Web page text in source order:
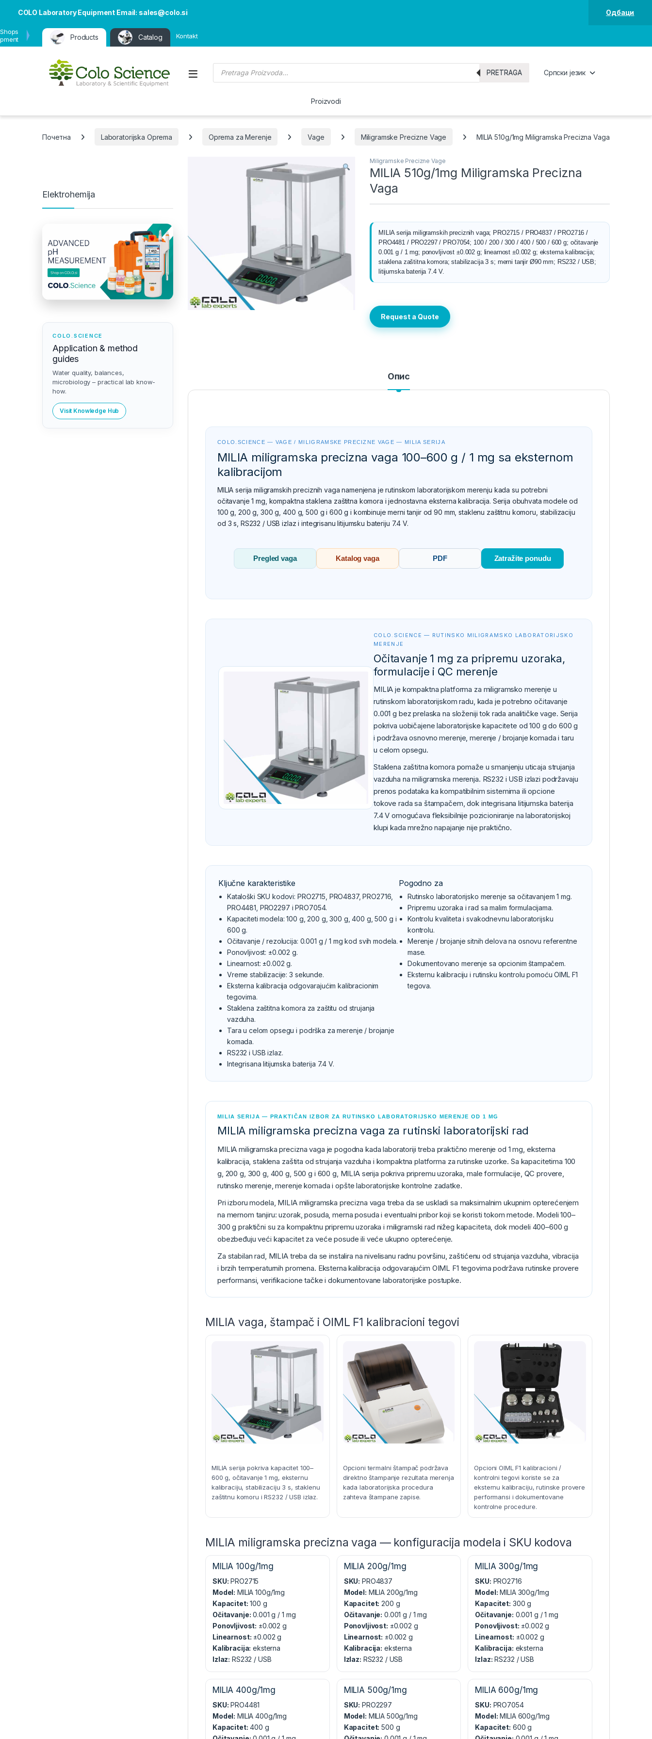
COLO Laboratory Equipment Email: sales@colo.si Одбаци
Products Catalog Kontakt
Open
Products search
PRETRAGA Српски језик
Proizvodi
Почетна Laboratorijska Oprema Oprema za Merenje Vage Miligramske Precizne Vage MILIA 510g/1mg Miligramska Precizna Vaga
Miligramske Precizne Vage
MILIA 510g/1mg Miligramska Precizna
Vaga
MILIA serija miligramskih preciznih vaga; PRO2715 / PRO4837 / PRO2716 /
PRO4481 / PRO2297 / PRO7054; 100 / 200 / 300 / 400 / 500 / 600 g; očitavanje
0.001 g / 1 mg; ponovljivost ±0.002 g; linearnost ±0.002 g; eksterna kalibracija;
staklena zaštitna komora; stabilizacija 3 s; merni tanjir Ø90 mm; RS232 / USB;
litijumska baterija 7.4 V.
Request a Quote
Опис
COLO.SCIENCE — VAGE / MILIGRAMSKE PRECIZNE VAGE — MILIA SERIJA
MILIA miligramska precizna vaga 100–600 g / 1 mg sa eksternom
kalibracijom
MILIA serija miligramskih preciznih vaga namenjena je rutinskom laboratorijskom merenju kada su potrebni
očitavanje 1 mg, kompaktna staklena zaštitna komora i jednostavna eksterna kalibracija. Serija obuhvata modele od
100 g, 200 g, 300 g, 400 g, 500 g i 600 g i kombinuje merni tanjir od 90 mm, staklenu zaštitnu komoru, stabilizaciju
od 3 s, RS232 / USB izlaz i integrisanu litijumsku bateriju 7.4 V.
Pregled vaga Katalog vaga PDF Zatražite ponudu
COLO.SCIENCE — RUTINSKO MILIGRAMSKO LABORATORIJSKO
MERENJE
Očitavanje 1 mg za pripremu uzoraka,
formulacije i QC merenje
MILIA je kompaktna platforma za miligramsko merenje u
rutinskom laboratorijskom radu, kada je potrebno očitavanje
0.001 g bez prelaska na složeniji tok rada analitičke vage. Serija
pokriva uobičajene laboratorijske kapacitete od 100 g do 600 g
i podržava osnovno merenje, merenje / brojanje komada i taru
u celom opsegu.
Staklena zaštitna komora pomaže u smanjenju uticaja strujanja
vazduha na miligramska merenja. RS232 i USB izlazi podržavaju
prenos podataka ka kompatibilnim sistemima ili opcione
tokove rada sa štampačem, dok integrisana litijumska baterija
7.4 V omogućava fleksibilnije pozicioniranje na laboratorijskoj
klupi kada mrežno napajanje nije praktično.
Ključne karakteristike
Kataloški SKU kodovi: PRO2715, PRO4837, PRO2716,
PRO4481, PRO2297 i PRO7054.
Kapaciteti modela: 100 g, 200 g, 300 g, 400 g, 500 g i
600 g.
Očitavanje / rezolucija: 0.001 g / 1 mg kod svih modela.
Ponovljivost: ±0.002 g.
Linearnost: ±0.002 g.
Vreme stabilizacije: 3 sekunde.
Eksterna kalibracija odgovarajućim kalibracionim
tegovima.
Staklena zaštitna komora za zaštitu od strujanja
vazduha.
Tara u celom opsegu i podrška za merenje / brojanje
komada.
RS232 i USB izlaz.
Integrisana litijumska baterija 7.4 V.
Pogodno za
Rutinsko laboratorijsko merenje sa očitavanjem 1 mg.
Pripremu uzoraka i rad sa malim formulacijama.
Kontrolu kvaliteta i svakodnevnu laboratorijsku
kontrolu.
Merenje / brojanje sitnih delova na osnovu referentne
mase.
Dokumentovano merenje sa opcionim štampačem.
Eksternu kalibraciju i rutinsku kontrolu pomoću OIML F1
tegova.
MILIA SERIJA — PRAKTIČAN IZBOR ZA RUTINSKO LABORATORIJSKO MERENJE OD 1 MG
MILIA miligramska precizna vaga za rutinski laboratorijski rad
MILIA miligramska precizna vaga je pogodna kada laboratoriji treba praktično merenje od 1 mg, eksterna
kalibracija, staklena zaštita od strujanja vazduha i kompaktna platforma za rutinske uzorke. Sa kapacitetima 100
g, 200 g, 300 g, 400 g, 500 g i 600 g, MILIA serija pokriva pripremu uzoraka, male formulacije, QC provere,
rutinsko merenje, merenje komada i opšte laboratorijske kontrolne zadatke.
Pri izboru modela, MILIA miligramska precizna vaga treba da se uskladi sa maksimalnim ukupnim opterećenjem
na mernom tanjiru: uzorak, posuda, merna posuda i eventualni pribor koji se koristi tokom metode. Modeli 100–
300 g praktični su za kompaktnu pripremu uzoraka i miligramski rad nižeg kapaciteta, dok modeli 400–600 g
obezbeđuju veći kapacitet za veće posude ili veće ukupno opterećenje.
Za stabilan rad, MILIA treba da se instalira na nivelisanu radnu površinu, zaštićenu od strujanja vazduha, vibracija
i brzih temperaturnih promena. Eksterna kalibracija odgovarajućim OIML F1 tegovima podržava rutinske provere
performansi, verifikacione tačke i dokumentovane laboratorijske postupke.
MILIA vaga, štampač i OIML F1 kalibracioni tegovi
MILIA serija pokriva kapacitet 100–
600 g, očitavanje 1 mg, eksternu
kalibraciju, stabilizaciju 3 s, staklenu
zaštitnu komoru i RS232 / USB izlaz.
Opcioni termalni štampač podržava
direktno štampanje rezultata merenja
kada laboratorijska procedura
zahteva štampane zapise.
Opcioni OIML F1 kalibracioni /
kontrolni tegovi koriste se za
eksternu kalibraciju, rutinske provere
performansi i dokumentovane
kontrolne procedure.
MILIA miligramska precizna vaga — konfiguracija modela i SKU kodova
MILIA 100g/1mg
SKU: PRO2715
Model: MILIA 100g/1mg
Kapacitet: 100 g
Očitavanje: 0.001 g / 1 mg
Ponovljivost: ±0.002 g
Linearnost: ±0.002 g
Kalibracija: eksterna
Izlaz: RS232 / USB
MILIA 200g/1mg
SKU: PRO4837
Model: MILIA 200g/1mg
Kapacitet: 200 g
Očitavanje: 0.001 g / 1 mg
Ponovljivost: ±0.002 g
Linearnost: ±0.002 g
Kalibracija: eksterna
Izlaz: RS232 / USB
MILIA 300g/1mg
SKU: PRO2716
Model: MILIA 300g/1mg
Kapacitet: 300 g
Očitavanje: 0.001 g / 1 mg
Ponovljivost: ±0.002 g
Linearnost: ±0.002 g
Kalibracija: eksterna
Izlaz: RS232 / USB
MILIA 400g/1mg
SKU: PRO4481
Model: MILIA 400g/1mg
Kapacitet: 400 g
MILIA 500g/1mg
SKU: PRO2297
Model: MILIA 500g/1mg
Kapacitet: 500 g
MILIA 600g/1mg
SKU: PRO7054
Model: MILIA 600g/1mg
Kapacitet: 600 g
Elektrohemija
COLO.SCIENCE
Application & method
guides
Water quality, balances,
microbiology – practical lab know-
how.
Visit Knowledge Hub